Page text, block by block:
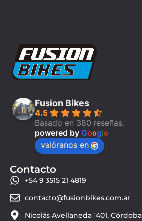
Fusion Bikes
4.5
Basado en 380 reseñas.
powered by Google
valóranos en
Contacto
+54 9 3515 21 4819
contacto@fusionbikes.com.ar
Nicolás Avellaneda 1401, Córdoba